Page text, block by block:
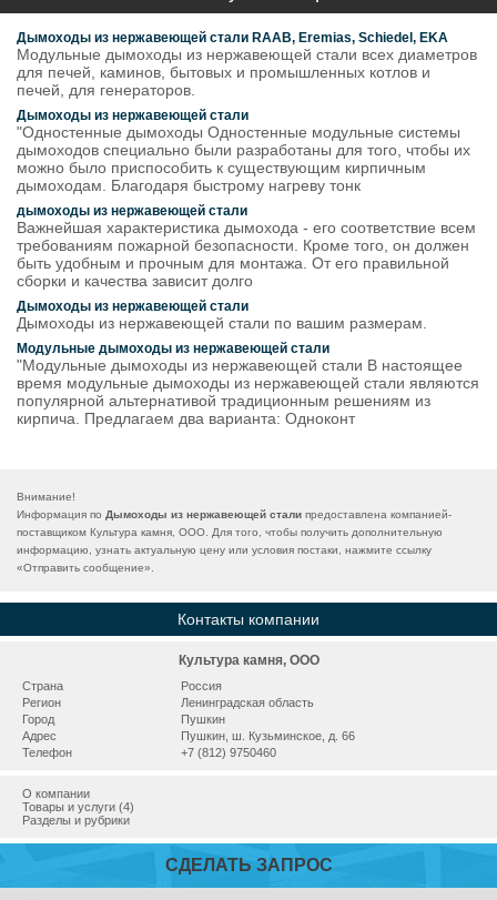
Дымоходы из нержавеющей стали RAAB, Eremias, Schiedel, EKA
Модульные дымоходы из нержавеющей стали всех диаметров
для печей, каминов, бытовых и промышленных котлов и
печей, для генераторов.
Дымоходы из нержавеющей стали
"Одностенные дымоходы Одностенные модульные системы
дымоходов специально были разработаны для того, чтобы их
можно было приспособить к существующим кирпичным
дымоходам. Благодаря быстрому нагреву тонк
дымоходы из нержавеющей стали
Важнейшая характеристика дымохода - его соответствие всем
требованиям пожарной безопасности. Кроме того, он должен
быть удобным и прочным для монтажа. От его правильной
сборки и качества зависит долго
Дымоходы из нержавеющей стали
Дымоходы из нержавеющей стали по вашим размерам.
Модульные дымоходы из нержавеющей стали
"Модульные дымоходы из нержавеющей стали В настоящее
время модульные дымоходы из нержавеющей стали являются
популярной альтернативой традиционным решениям из
кирпича. Предлагаем два варианта: Одноконт
Внимание!
Информация по Дымоходы из нержавеющей стали предоставлена компанией-
поставщиком Культура камня, ООО. Для того, чтобы получить дополнительную
информацию, узнать актуальную цену или условия постаки, нажмите ссылку
«Отправить сообщение».
Контакты компании
Культура камня, ООО
Страна
Россия
Регион
Ленинградская область
Город
Пушкин
Адрес
Пушкин, ш. Кузьминское, д. 66
Телефон
+7 (812) 9750460
О компании
Товары и услуги (4)
Разделы и рубрики
СДЕЛАТЬ ЗАПРОС